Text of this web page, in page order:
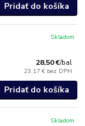
Pridať do košíka
28,50 €/bal
23,17 € bez DPH
Skladom
Pridať do košíka
Skladom